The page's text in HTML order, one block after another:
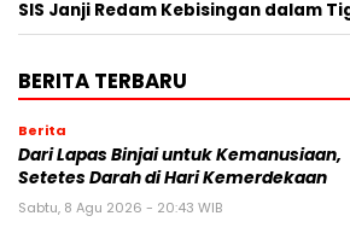
SIS Janji Redam Kebisingan dalam
BERITA TERBARU
Berita
Dari Lapas Binjai untuk Kemanusiaan,
Setetes Darah di Hari Kemerdekaan
Sabtu, 8 Agu 2026 - 20:43 WIB